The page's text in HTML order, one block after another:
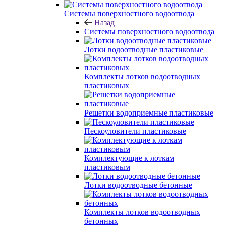
Системы поверхностного водоотвода
Назад
Системы поверхностного водоотвода
Лотки водоотводные пластиковые
Комплекты лотков водоотводных
пластиковых
Решетки водоприемные пластиковые
Пескоуловители пластиковые
Комплектующие к лоткам
пластиковым
Лотки водоотводные бетонные
Комплекты лотков водоотводных
бетонных